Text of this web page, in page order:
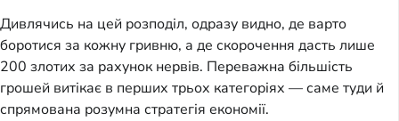
Дивлячись на цей розподіл, одразу видно, де варто
боротися за кожну гривню, а де скорочення дасть лише
200 злотих за рахунок нервів. Переважна більшість
грошей витікає в перших трьох категоріях — саме туди й
спрямована розумна стратегія економії.